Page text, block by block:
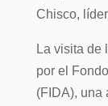
Chisco,
La visita de
por el
(FIDA), una